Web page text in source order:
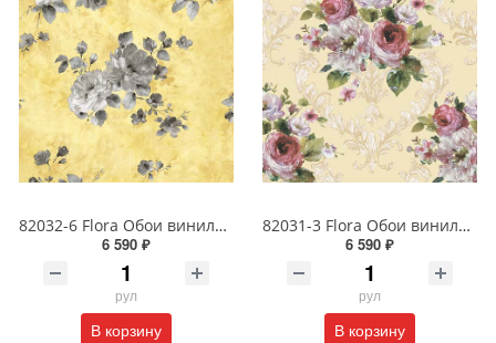
82032-6 Flora Обои виниловые на бумажной основе 1.06*15.6
6 590 ₽
рул
В корзину
82031-3 Flora Обои виниловые на бумажной основе 1.06*15.6
6 590 ₽
рул
В корзину